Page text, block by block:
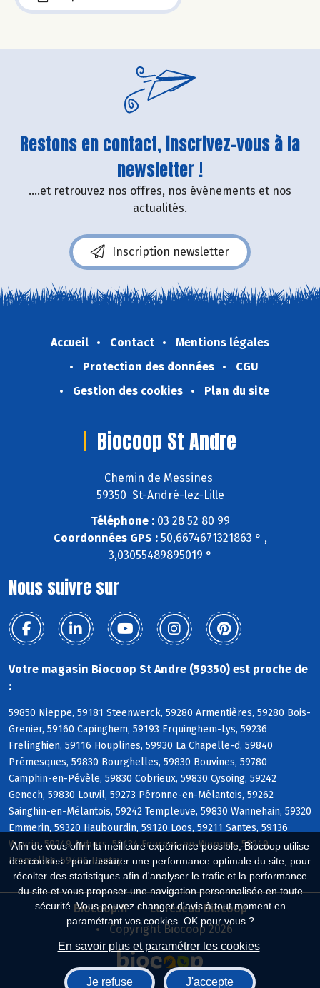
Afin de vous offrir la meilleure expérience possible, Biocoop utilise
des cookies : pour assurer une performance optimale du site, pour
récolter des statistiques afin d'analyser le trafic et la performance
du site et vous proposer une navigation personnalisée en toute
sécurité. Vous pouvez changer d'avis à tout moment en
paramétrant vos cookies. OK pour vous ?
En savoir plus et paramétrer les cookies
Je refuse J'accepte
Restons en contact, inscrivez-vous à la
newsletter !
....et retrouvez nos offres, nos événements et nos
actualités.
Inscription newsletter
Accueil Contact
Mentions légales
Protection des données
CGU
Gestion des cookies
Plan du site
Biocoop St Andre
Chemin de Messines
59350 St-André-lez-Lille
Téléphone :03 28 52 80 99
Coordonnées GPS :50,6674671321863 ° ,
3,03055489895019 °
Nous suivre sur
Votre magasin Biocoop St Andre (59350) est proche de
:
59850 Nieppe, 59181 Steenwerck, 59280 Armentières, 59280 Bois-
Grenier, 59160 Capinghem, 59193 Erquinghem-Lys, 59236
Frelinghien, 59116 Houplines, 59930 La Chapelle-d, 59840
Prémesques, 59830 Bourghelles, 59830 Bouvines, 59780
Camphin-en-Pévèle, 59830 Cobrieux, 59830 Cysoing, 59242
Genech, 59830 Louvil, 59273 Péronne-en-Mélantois, 59262
Sainghin-en-Mélantois, 59242 Templeuve, 59830 Wannehain, 59320
Emmerin, 59320 Haubourdin, 59120 Loos, 59211 Santes, 59136
Wavrin, 59249 Aubers, 59134 Fournes-en-Weppes, 59249
Fromelles, 59496 Hantay
Biocoop.fr
Le réseau Biocoop
Copyright Biocoop 2026